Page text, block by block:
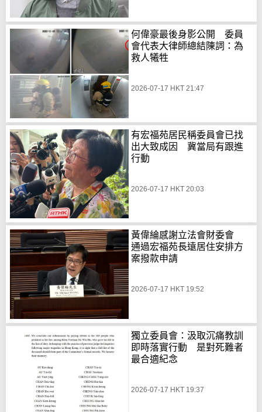
何偉豪最後身影公開 委員
會代表大律師總結陳詞：為
救人犧牲
2026-07-17 HKT 21:47
有宏福苑居民稱委員會已找
出大致成因 冀當局有跟進
行動
2026-07-17 HKT 20:03
黃偉綸感謝立法會財委會
通過宏福苑長遠居住安排方
案撥款申請
2026-07-17 HKT 19:52
獨立委員會：汲取沉痛教訓
即時落實行動 是對死難者
最合適紀念
2026-07-17 HKT 19:37